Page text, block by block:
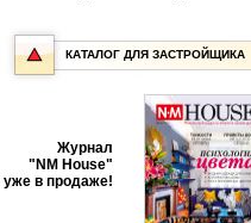
КАТАЛОГ ДЛЯ ЗАСТРОЙЩИКА
Журнал
"NM House"
уже в продаже!